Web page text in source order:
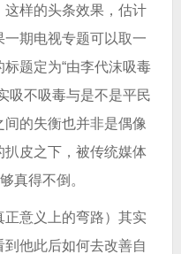
这样的头条效果，估计
期电视专题可以取一
题定为“由李代沫吸毒
吸不吸毒与是不是平民
的失衡也并非是偶像
扒皮之下，被传统媒体
真得不倒。
意义上的弯路）其实
他此后如何去改善自